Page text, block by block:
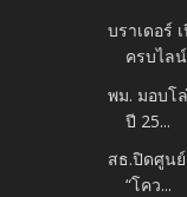
บราเดอร์
ครบไลน์
พม. มอบโ
ปี 25...
สธ.ปิดศูนย์
“โคว...